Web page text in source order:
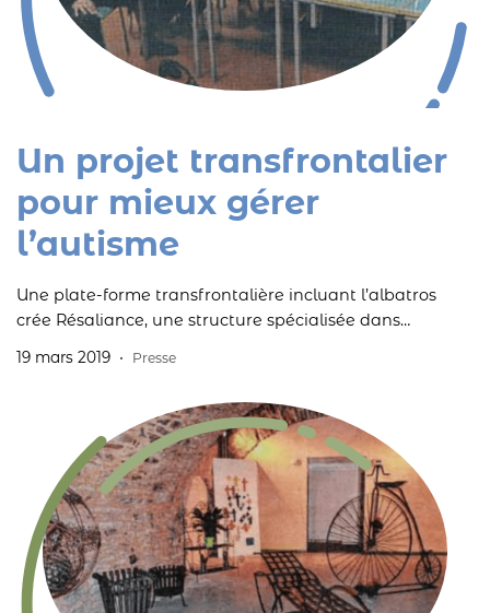
Un projet transfrontalier
pour mieux gérer
l’autisme
Une plate-forme transfrontalière incluant l’albatros
crée Résaliance, une structure spécialisée dans
19 mars 2019 Presse